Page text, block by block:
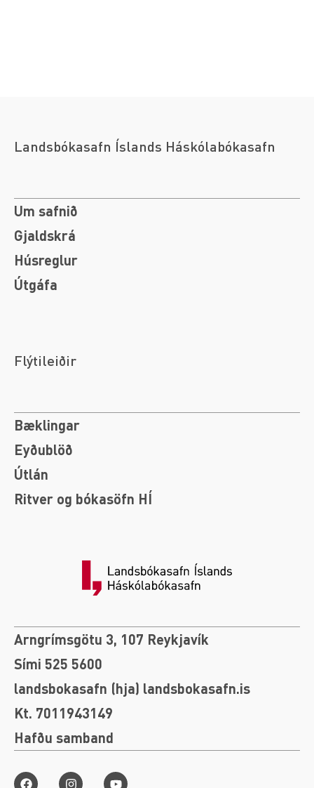
Landsbókasafn Íslands Háskólabókasafn
Um safnið
Gjaldskrá
Húsreglur
Útgáfa
Flýtileiðir
Bæklingar
Eyðublöð
Útlán
Ritver og bókasöfn HÍ
Arngrímsgötu 3, 107 Reykjavík
Sími 525 5600
landsbokasafn (hja) landsbokasafn.is
Kt. 7011943149
Hafðu samband